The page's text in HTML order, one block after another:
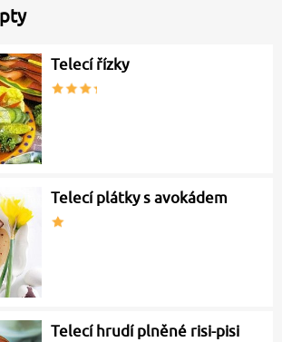
Telecí řízky
Telecí plátky s avokádem
Telecí hrudí plněné risi-pisi